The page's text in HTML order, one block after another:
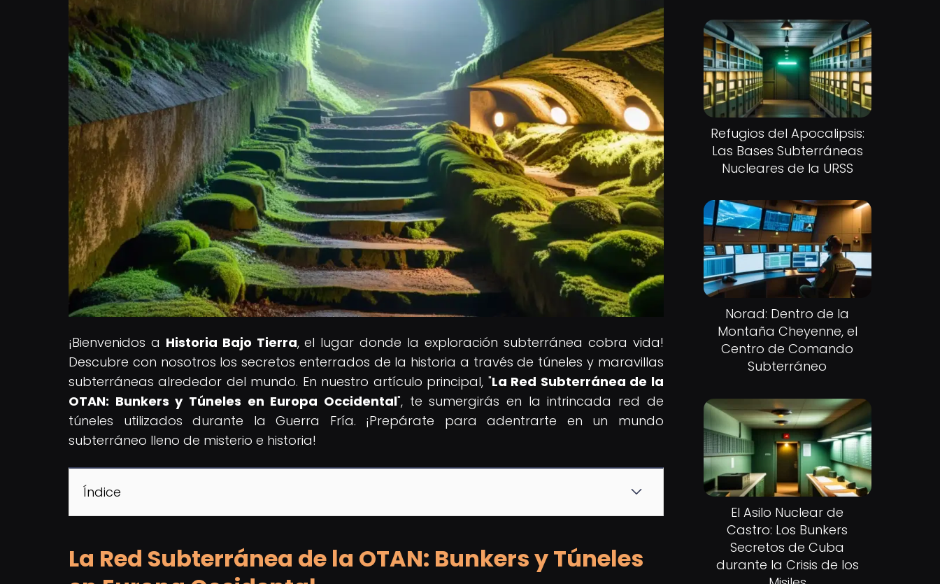
¡Bienvenidos a Historia Bajo Tierra, el lugar donde la exploración subterránea cobra vida!
Descubre con nosotros los secretos enterrados de la historia a través de túneles y maravillas
subterráneas alrededor del mundo. En nuestro artículo principal, "La Red Subterránea de la
OTAN: Bunkers y Túneles en Europa Occidental", te sumergirás en la intrincada red de
túneles utilizados durante la Guerra Fría. ¡Prepárate para adentrarte en un mundo
subterráneo lleno de misterio e historia!
Índice
La Red Subterránea de la OTAN: Bunkers y Túneles
Refugios del Apocalipsis:
Las Bases Subterráneas
Nucleares de la URSS
Norad: Dentro de la
Montaña Cheyenne, el
Centro de Comando
Subterráneo
El Asilo Nuclear de
Castro: Los Bunkers
Secretos de Cuba
durante la Crisis de los